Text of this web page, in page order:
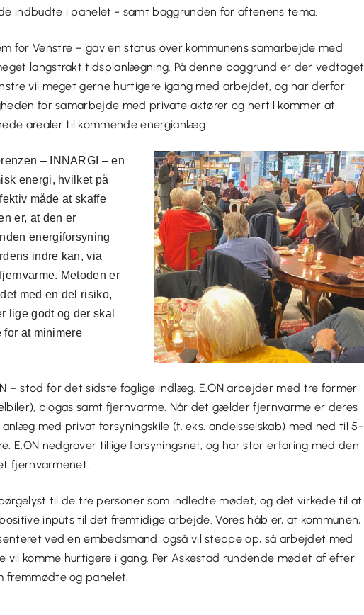
indbudte i panelet - samt baggrunden for aftenens tema.
for Venstre – gav en status over kommunens samarbejde med
langstrakt tidsplanlægning. På denne baggrund er der vedtaget
vil meget gerne hurtigere igang med arbejdet, og har derfor
for samarbejde med private aktører og hertil kommer at
arealer til kommende energianlæg.
– INNARGI – en
energi, hvilket på
måde at skaffe
er, at den er
energiforsyning
indre kan, via
Metoden er
med en del risiko,
lige godt og der skal
for at minimere
– stod for det sidste faglige indlæg. E.ON arbejder med tre former
biogas samt fjernvarme. Når det gælder fjernvarme er deres
med privat forsyningskile (f. eks. andelsselskab) med ned til 5-
E.ON nedgraver tillige forsyningsnet, og har stor erfaring med den
fjernvarmenet.
til de tre personer som indledte mødet, og det virkede til at
inputs til det fremtidige arbejde. Vores håb er, at kommunen,
ved en embedsmand, også vil steppe op, så arbejdet med
vil komme hurtigere i gang. Per Askestad rundende mødet af efter
fremmødte og panelet.